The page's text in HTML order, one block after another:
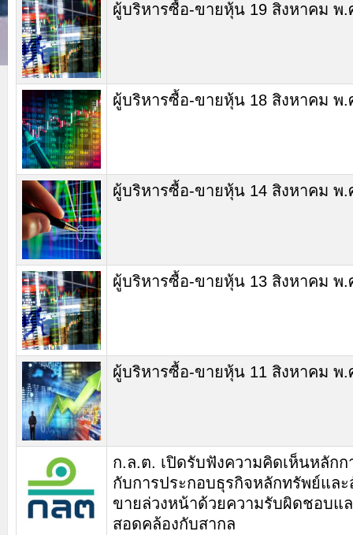
ผู้บริหารซื้อ-ขายหุ้น 19 สิงหาคม พ.
ผู้บริหารซื้อ-ขายหุ้น 18 สิงหาคม พ.
ผู้บริหารซื้อ-ขายหุ้น 14 สิงหาคม พ.
ผู้บริหารซื้อ-ขายหุ้น 13 สิงหาคม พ.
ผู้บริหารซื้อ-ขายหุ้น 11 สิงหาคม พ.
ก.ล.ต. เปิดรับฟังความคิดเห็นหลักก
กับการประกอบธุรกิจหลักทรัพย์แล
ขายล่วงหน้าด้วยความรับผิดชอบแ
สอดคล้องกับสากล